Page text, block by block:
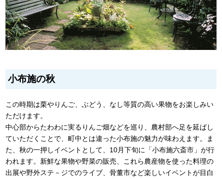
小布施の秋
この時期は栗やりんご、ぶどう、なし等質の高い果物をお楽しみい
ただけます。
中心部からたわわに実るりんご畑などを巡り、農村部へ足を延ばし
ていただくことで、町中とは違った小布施の魅力が味わえます。ま
た、秋の一押しイベントとして、10月下旬に「小布施六斎市」が行
われます。新鮮な果物や野菜の販売、これら農産物を使った料理の
出展や野外ステ－ジでのライブ、骨董市など楽しいイベントが目白